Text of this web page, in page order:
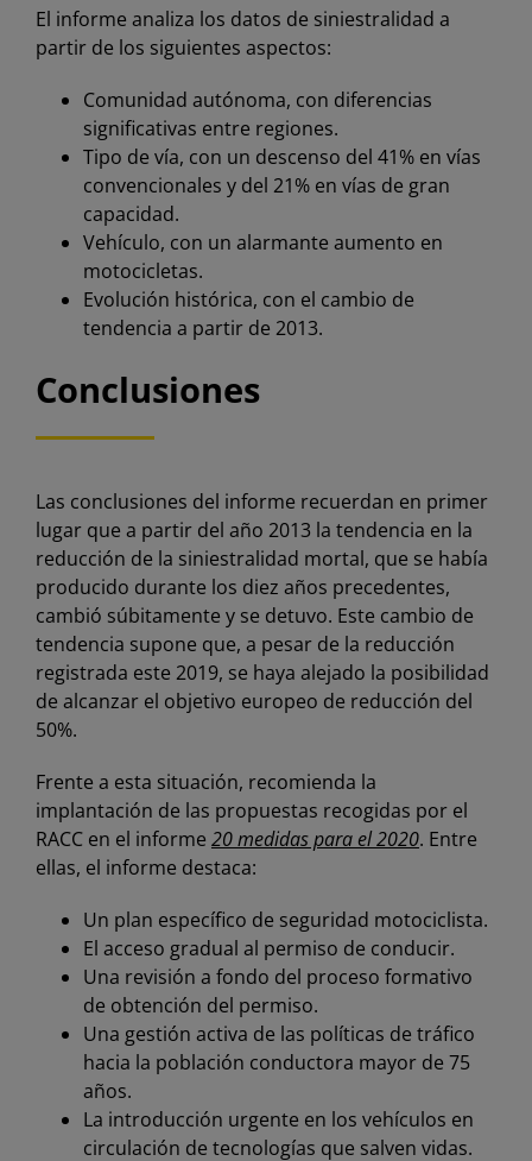
El informe analiza los datos de siniestralidad a
partir de los siguientes aspectos:
Comunidad autónoma, con diferencias
significativas entre regiones.
Tipo de vía, con un descenso del 41% en vías
convencionales y del 21% en vías de gran
capacidad.
Vehículo, con un alarmante aumento en
motocicletas.
Evolución histórica, con el cambio de
tendencia a partir de 2013.
Conclusiones
Las conclusiones del informe recuerdan en primer
lugar que a partir del año 2013 la tendencia en la
reducción de la siniestralidad mortal, que se había
producido durante los diez años precedentes,
cambió súbitamente y se detuvo. Este cambio de
tendencia supone que, a pesar de la reducción
registrada este 2019, se haya alejado la posibilidad
de alcanzar el objetivo europeo de reducción del
50%.
Frente a esta situación, recomienda la
implantación de las propuestas recogidas por el
RACC en el informe 20 medidas para el 2020. Entre
ellas, el informe destaca:
Un plan específico de seguridad motociclista.
El acceso gradual al permiso de conducir.
Una revisión a fondo del proceso formativo
de obtención del permiso.
Una gestión activa de las políticas de tráfico
hacia la población conductora mayor de 75
años.
La introducción urgente en los vehículos en
circulación de tecnologías que salven vidas.